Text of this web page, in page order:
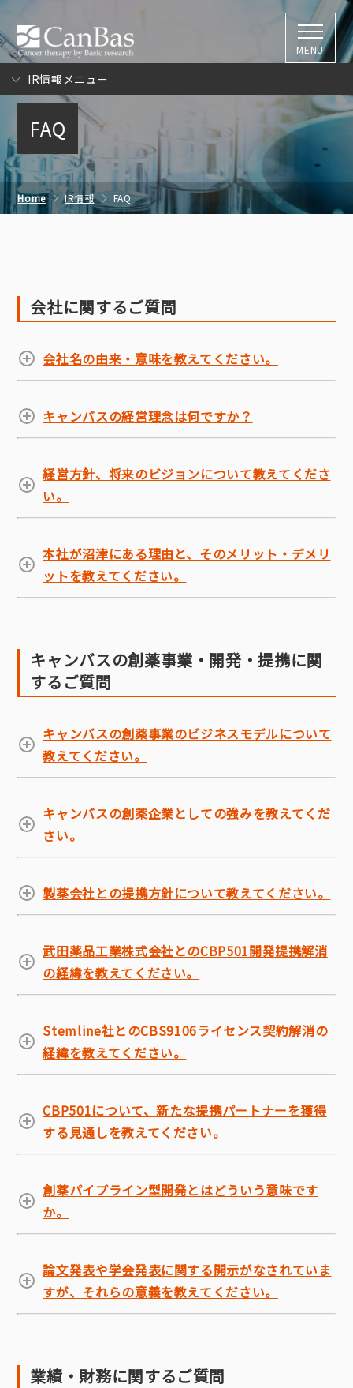
株式会社キャン
MENU
IR情報メニュー
FAQ
Home IR情報 FAQ
会社に関するご質問
会社名の由来・意味を教えてください。
キャンバスの経営理念は何ですか？
経営方針、将来のビジョンについて教えてくださ
い。
本社が沼津にある理由と、そのメリット・デメリ
ットを教えてください。
キャンバスの創薬事業・開発・提携に関
するご質問
キャンバスの創薬事業のビジネスモデルについて
教えてください。
キャンバスの創薬企業としての強みを教えてくだ
さい。
製薬会社との提携方針について教えてください。
武田薬品工業株式会社とのCBP501開発提携解消
の経緯を教えてください。
Stemline社とのCBS9106ライセンス契約解消の
経緯を教えてください。
CBP501について、新たな提携パートナーを獲得
する見通しを教えてください。
創薬パイプライン型開発とはどういう意味です
か。
論文発表や学会発表に関する開示がなされていま
すが、それらの意義を教えてください。
業績・財務に関するご質問